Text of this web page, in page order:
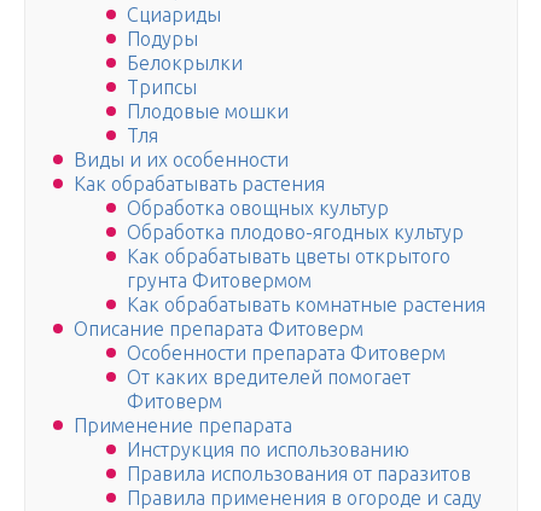
Сциариды
Подуры
Белокрылки
Трипсы
Плодовые мошки
Тля
Виды и их особенности
Как обрабатывать растения
Обработка овощных культур
Обработка плодово-ягодных культур
Как обрабатывать цветы открытого
грунта Фитовермом
Как обрабатывать комнатные растения
Описание препарата Фитоверм
Особенности препарата Фитоверм
От каких вредителей помогает
Фитоверм
Применение препарата
Инструкция по использованию
Правила использования от паразитов
Правила применения в огороде и саду